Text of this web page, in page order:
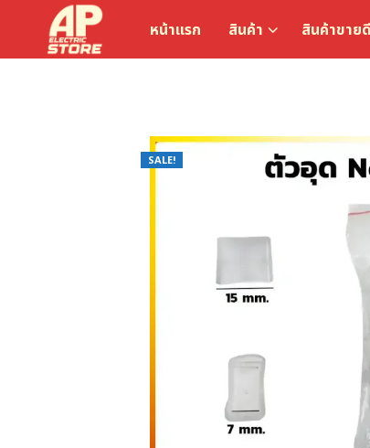
หน้าแรก สินค้า สินค้าขายดี
SALE!